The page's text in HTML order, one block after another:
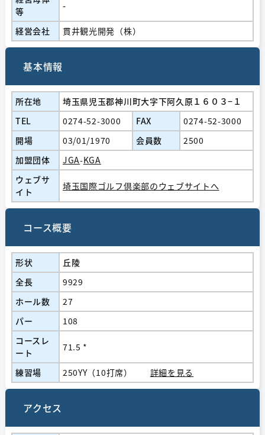
等
-
経営会社 貫井観光開発（株）
基本情報
所在地
埼玉県児玉郡神川町大字下阿久原１６０３−１
TEL
0274-52-3000 FAX
0274-52-3000
開場
03/01/1970 会員数
2500
加盟団体
JGA-KGA
ウェブサ
イト
埼玉国際ゴルフ倶楽部のウェブサイトへ
コース概要
形状
丘陵
全長
9929
ホール数
27
パー
108
コースレ
ート
71.5 *
練習場 250YY（10打席） 詳細を見る
アクセス